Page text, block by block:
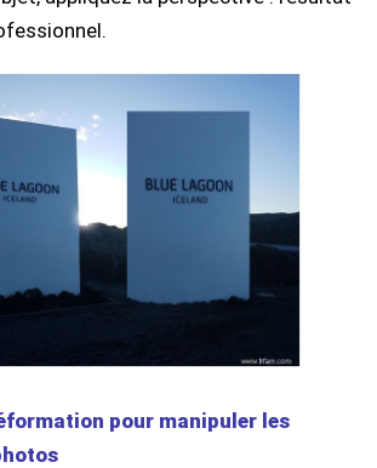
pour manipuler les